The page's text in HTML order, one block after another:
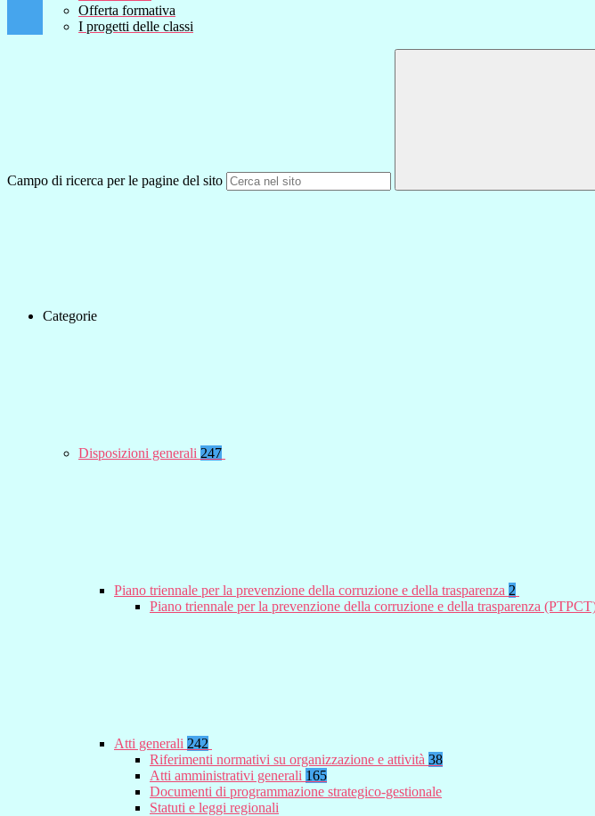
Offerta formativa
I progetti delle classi
Campo di ricerca per le pagine del sito
Categorie
Disposizioni generali 247
Piano triennale per la prevenzione della corruzione e della trasparenza 2
Piano triennale per la prevenzione della corruzione e della trasparenza
Atti generali 242
Riferimenti normativi su organizzazione e attività 38
Atti amministrativi generali 165
Documenti di programmazione strategico-gestionale
Statuti e leggi regionali